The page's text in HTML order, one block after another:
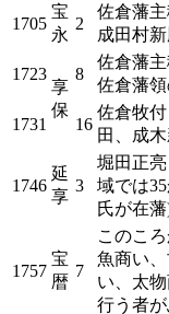
1705
宝
永
2
佐倉藩
成田村
1723
享
保
8
佐倉藩
佐倉藩
1731 16
佐倉牧
田、成
1746
延
享
3
堀田正
域では
氏が在
1757
宝
暦
7
このこ
魚商い
い、太
行う者